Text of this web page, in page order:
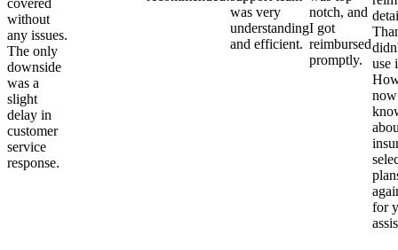
without
any issues.
The only
downside
was a
slight
delay in
customer
service
response.
was very
understanding
and efficient.
notch, and
I got
reimbursed
promptly.
use
for